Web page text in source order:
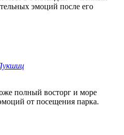
эмоций после его
полный восторг и море
от посещения парка.